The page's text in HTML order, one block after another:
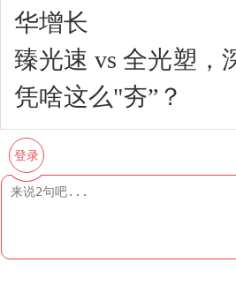
华增长
臻光速 vs 全光塑，
凭啥这么"夯”？
登录